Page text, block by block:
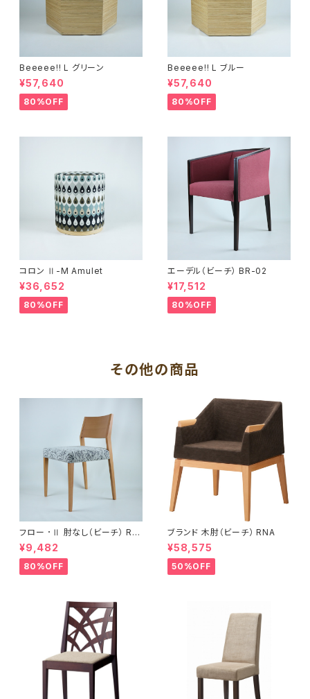
Beeeee!! L グリーン
¥57,640
80%OFF
Beeeee!! L ブルー
¥57,640
80%OFF
コロン Ⅱ-M Amulet
¥36,652
80%OFF
エーデル（ビーチ） BR-02
¥17,512
80%OFF
その他の商品
フロー ･Ⅱ 肘なし（ビーチ） RN
A
¥9,482
80%OFF
ブランド 木肘（ビーチ） RNA
¥58,575
50%OFF